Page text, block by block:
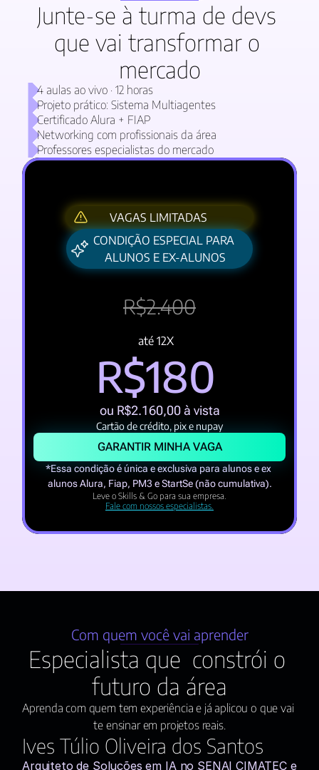
Junte-se à turma de devs
que vai transformar o
mercado
4 aulas ao vivo · 12 horas
Projeto prático: Sistema Multiagentes
Certificado Alura + FIAP
Networking com profissionais da área
Professores especialistas do mercado
VAGAS LIMITADAS
CONDIÇÃO ESPECIAL PARA
ALUNOS E EX-ALUNOS
R$2.400
até 12X
R$180
ou R$2.160,00 à vista
Cartão de crédito, pix e nupay
GARANTIR MINHA VAGA
*Essa condição é única e exclusiva para alunos e ex
alunos Alura, Fiap, PM3 e StartSe (não cumulativa).
Leve o Skills & Go para sua empresa.
Fale com nossos especialistas.
Com quem você vai aprender
Especialista que  constrói o
futuro da área
Aprenda com quem tem experiência e já aplicou o que vai
te ensinar em projetos reais.
Ives Túlio Oliveira dos Santos
Arquiteto de Soluções em IA no SENAI CIMATEC e